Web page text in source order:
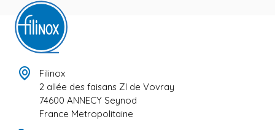
Filinox
2 allée des faisans ZI de Vovray
74600 ANNECY Seynod
France Metropolitaine